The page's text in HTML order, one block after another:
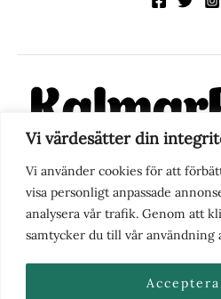
Vi värdesätter din
Vi använder cookies för att
visa personligt anpassade
analysera vår trafik. Genom att
samtycker du till vår användning
KalmarPosten är en modern
fokus på Kalmarregionen, men
perspektivet, vill vi vara din
berättelser och engagemang.
fick nya